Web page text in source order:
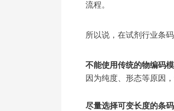
流程。
所以说，在试剂行业条
不能使用传统的物编码
因为纯度、形态等原因
尽量选择可变长度的条